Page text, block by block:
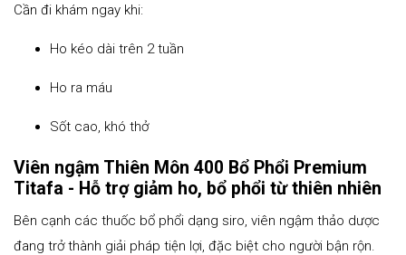
Cần đi khám ngay khi:
Ho kéo dài trên 2 tuần
Ho ra máu
Sốt cao, khó thở
Viên ngậm Thiên Môn 400 Bổ Phổi Premium
Titafa - Hỗ trợ giảm ho, bổ phổi từ thiên nhiên
Bên cạnh các thuốc bổ phổi dạng siro, viên ngậm thảo dược
đang trở thành giải pháp tiện lợi, đặc biệt cho người bận rộn.